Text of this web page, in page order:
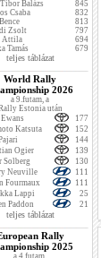
Balázs
845
Csaba
832
813
Zsolt
797
Attila
694
Tamás 679
teljes táblázat
World Rally
2026
a 9.futam, a
Estonia után
177
Katsuta
152
144
Ogier
139
Solberg
130
Neuville
111
Fourmaux
111
Lappi
25
Paddon 21
teljes táblázat
Rally
2025
a 4.futam,